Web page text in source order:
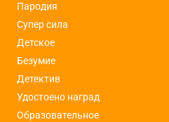
Пародия
Супер сила
Детское
Безумие
Детектив
Удостоено наград
Образовательное